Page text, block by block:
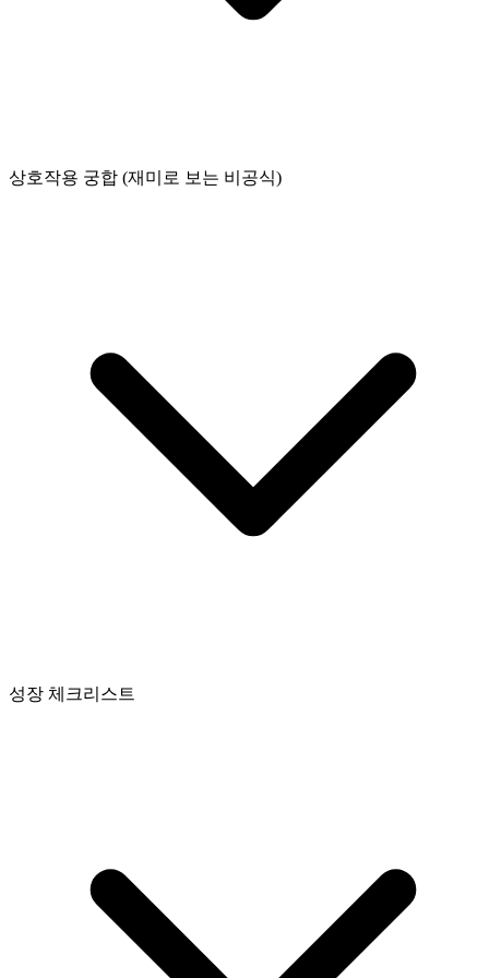
상호작용 궁합 (재미로 보는 비공식)
성장 체크리스트